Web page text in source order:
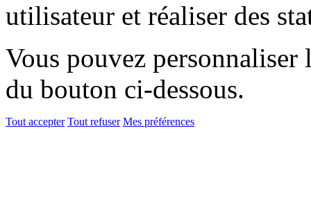
utilisateur et réaliser des
Vous pouvez
du bouton ci-dessous.
Tout accepter Tout refuser Mes préférences